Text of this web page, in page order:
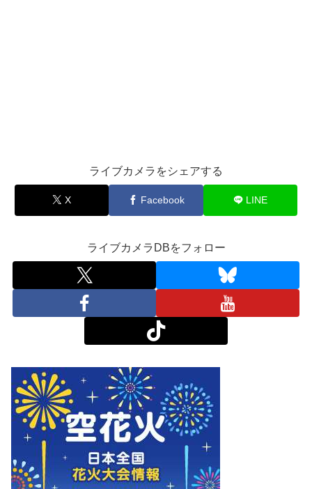
ライブカメラをシェアする
X Facebook LINE
ライブカメラDBをフォロー